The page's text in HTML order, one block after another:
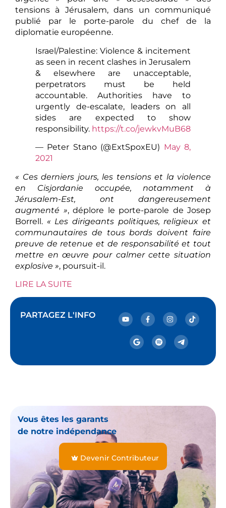
tensions à Jérusalem, dans un communiqué
publié par le porte-parole du chef de la
diplomatie européenne.
Israel/Palestine: Violence & incitement
as seen in recent clashes in Jerusalem
& elsewhere are unacceptable,
perpetrators must be held
accountable. Authorities have to
urgently de-escalate, leaders on all
sides are expected to show
responsibility. https://t.co/jewkvMuB68
— Peter Stano (@ExtSpoxEU) May 8,
2021
« Ces derniers jours, les tensions et la violence
en Cisjordanie occupée, notamment à
Jérusalem-Est, ont dangereusement
augmenté », déplore le porte-parole de Josep
Borrell. « Les dirigeants politiques, religieux et
communautaires de tous bords doivent faire
preuve de retenue et de responsabilité et tout
mettre en œuvre pour calmer cette situation
explosive », poursuit-il.
LIRE LA SUITE
PARTAGEZ L'INFO
Vous êtes les garants
de notre indépendance
Devenir Contributeur